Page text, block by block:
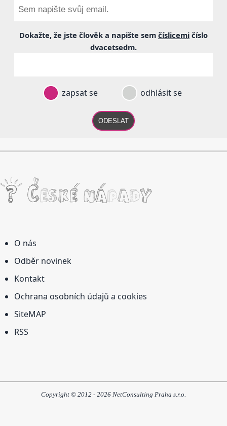
Dokažte, že jste člověk a napište sem číslicemi číslo
dvacetsedm.
zapsat se odhlásit se
ODESLAT
O nás
Odběr novinek
Kontakt
Ochrana osobních údajů a cookies
SiteMAP
RSS
Copyright © 2012 - 2026 NetConsulting Praha s.r.o.